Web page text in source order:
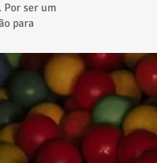
ser um
para